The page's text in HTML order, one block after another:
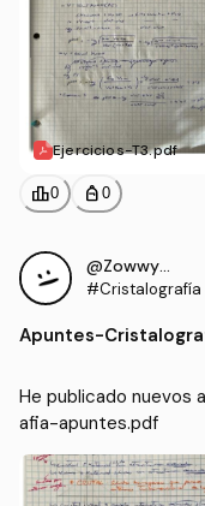
Ejercicios-T3.pdf
leaderboard0 personal_bag 0
#Cristalografía
Apuntes-
He publicado nuevos
afia-apuntes.pdf